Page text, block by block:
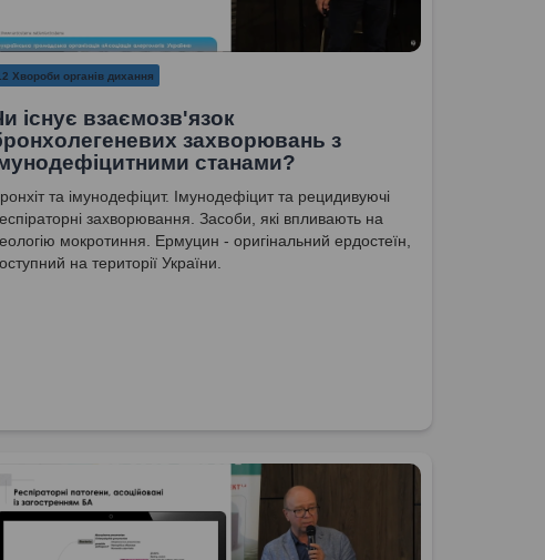
Хвороби органів дихання
існує взаємозв'язок
захворювань з
станами?
та імунодефіцит. Імунодефіцит та рецидивуючі
захворювання. Засоби, які впливають на
мокротиння. Ермуцин - оригінальний ердостеїн,
на території України.